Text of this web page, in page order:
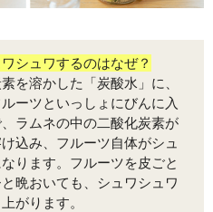
シュワするのはなぜ？
を溶かした「炭酸水」に、
ーツといっしょにびんに入
ラムネの中の二酸化炭素が
込み、フルーツ自体がシュ
ります。フルーツを皮ごと
晩おいても、シュワシュワ
がります。